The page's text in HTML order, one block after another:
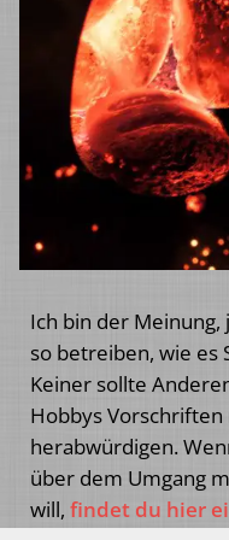
Ich bin der
so betreiben, wie es
Keiner sollte
Hobbys
herabwürdigen.
über dem Umgang
will, findet du hier